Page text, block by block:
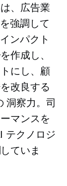
、広告業
強調して
ンパクト
作成し、
にし、顧
改良する
洞察力。司
マンスを
テクノロジ
ていま